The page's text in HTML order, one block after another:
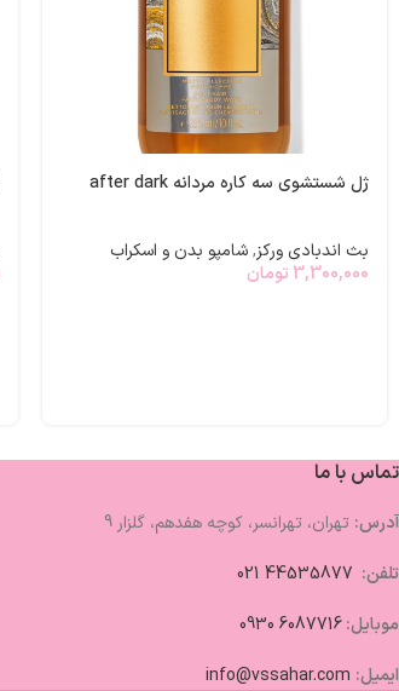
ژل شستشوی سه کاره مردانه after dark
بث اندبادی ورکز,شامپو بدن و اسکراب
3,300,000 تومان
تماس با ما
آدرس: تهران، تهرانسر، کوچه هفدهم، گلزار 9
تلفن:
موبایل:6087716 0930
ایمیل: info@vssahar.com